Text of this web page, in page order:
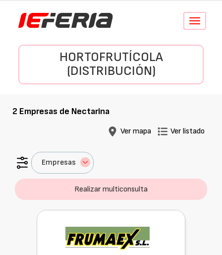
Conmutar
HORTOFRUTÍCOLA
(DISTRIBUCIÓN)
2 Empresas de Nectarina
Ver mapa Ver listado
Empresas
Realizar multiconsulta